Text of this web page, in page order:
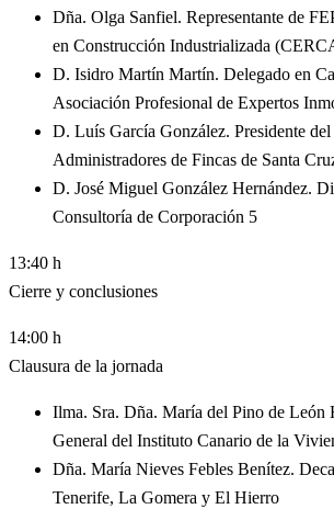
Dña. Olga Sanfiel. Representante de
en Construcción Industrializada
D. Isidro Martín Martín. Delegado en
Asociación Profesional de Expertos
D. Luís García González. Presidente
Administradores de Fincas de Santa
D. José Miguel González Hernández.
Consultoría de Corporación 5
13:40 h
Cierre y conclusiones
14:00 h
Clausura de la jornada
Ilma. Sra. Dña. María del Pino de León
General del Instituto Canario de la
Dña. María Nieves Febles Benítez.
Tenerife, La Gomera y El Hierro